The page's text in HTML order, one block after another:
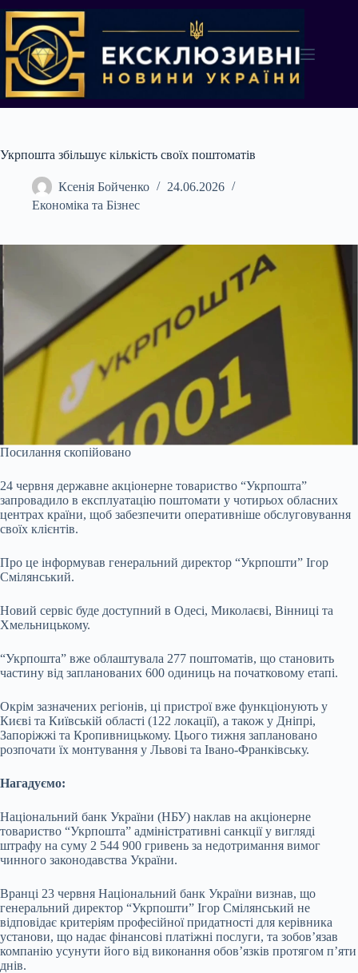
до
вмісту
Укрпошта збільшує кількість своїх поштоматів
Ксенія Бойченко
24.06.2026
Економіка та Бізнес
Посилання скопійовано
24 червня державне акціонерне товариство “Укрпошта”
запровадило в експлуатацію поштомати у чотирьох обласних
центрах країни, щоб забезпечити оперативніше обслуговування
своїх клієнтів.
Про це інформував генеральний директор “Укрпошти” Ігор
Смілянський.
Новий сервіс буде доступний в Одесі, Миколаєві, Вінниці та
Хмельницькому.
“Укрпошта” вже облаштувала 277 поштоматів, що становить
частину від запланованих 600 одиниць на початковому етапі.
Окрім зазначених регіонів, ці пристрої вже функціонують у
Києві та Київській області (122 локації), а також у Дніпрі,
Запоріжжі та Кропивницькому. Цього тижня заплановано
розпочати їх монтування у Львові та Івано-Франківську.
Нагадуємо:
Національний банк України (НБУ) наклав на акціонерне
товариство “Укрпошта” адміністративні санкції у вигляді
штрафу на суму 2 544 900 гривень за недотримання вимог
чинного законодавства України.
Вранці 23 червня Національний банк України визнав, що
генеральний директор “Укрпошти” Ігор Смілянський не
відповідає критеріям професійної придатності для керівника
установи, що надає фінансові платіжні послуги, та зобов’язав
компанію усунути його від виконання обов’язків протягом п’яти
днів.